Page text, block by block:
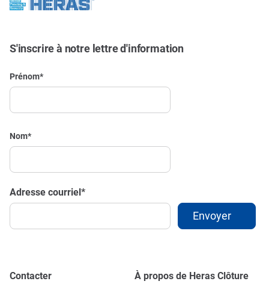
S'inscrire à notre lettre d'information
Prénom*
Nom*
Adresse courriel*
Contacter À propos de Heras Clôture